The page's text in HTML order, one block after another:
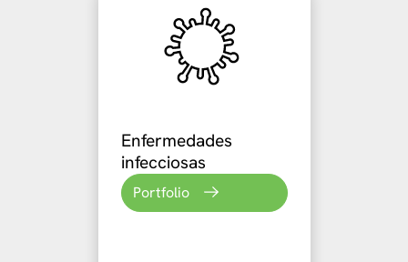
Enfermedades
infecciosas
Portfolio